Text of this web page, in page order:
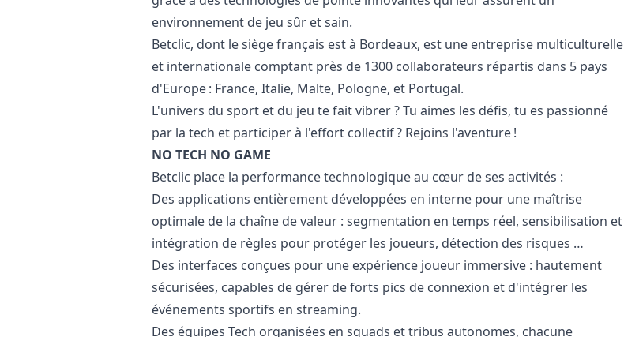
environnement de jeu sûr et sain.
Betclic, dont le siège français est à Bordeaux, est une entreprise multiculturelle
et internationale comptant près de 1300 collaborateurs répartis dans 5 pays
d'Europe : France, Italie, Malte, Pologne, et Portugal.
L'univers du sport et du jeu te fait vibrer ? Tu aimes les défis, tu es passionné
par la tech et participer à l'effort collectif ? Rejoins l'aventure !
NO TECH NO GAME
Betclic place la performance technologique au cœur de ses activités :
Des applications entièrement développées en interne pour une maîtrise
optimale de la chaîne de valeur : segmentation en temps réel, sensibilisation et
intégration de règles pour protéger les joueurs, détection des risques …
Des interfaces conçues pour une expérience joueur immersive : hautement
sécurisées, capables de gérer de forts pics de connexion et d'intégrer les
événements sportifs en streaming.
Des équipes Tech organisées en squads et tribus autonomes, chacune